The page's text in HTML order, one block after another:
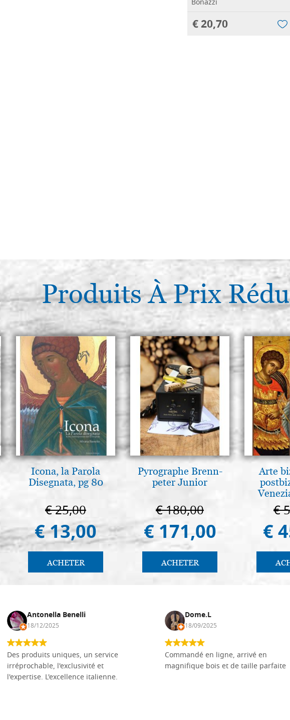
Bonazzi
€ 20,70
Produits À Prix
Icona, la Parola
Disegnata, pg 80
€ 25,00
€ 13,00
ACHETER
Pyrographe Brenn-
peter Junior
€ 180,00
€ 171,00
ACHETER
Arte
€
€
Antonella Benelli
18/12/2025
Des produits uniques, un service
irréprochable, l'exclusivité et
l'expertise. L'excellence italienne.
Dome.L
18/09/2025
Commandé en ligne, arrivé en
magnifique bois et de taille parfaite